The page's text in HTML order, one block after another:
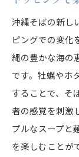
沖縄そばの新し
ピングでの変化
縄の豊かな海の
です。牡蠣やホ
することで、そ
者の感覚を刺激
プルなスープと
を楽しむことが